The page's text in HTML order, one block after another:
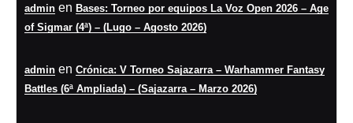
admin en Bases: Torneo por equipos La Voz Open 2026 – Age
of Sigmar (4ª) – (Lugo – Agosto 2026)
admin en Crónica: V Torneo Sajazarra – Warhammer Fantasy
Battles (6ª Ampliada) – (Sajazarra – Marzo 2026)